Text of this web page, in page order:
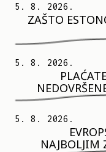
5. 8. 2026.
ZAŠTO
5. 8. 2026.
5. 8. 2026.
NAJBOLJIM